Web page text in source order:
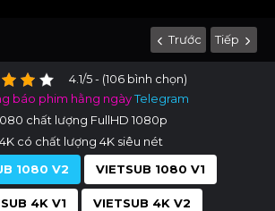
Trước Tiếp
4.1/5 - (106 bình chọn)
báo phim hằng ngàyTelegram
chất lượng FullHD 1080p
4K có chất lượng 4K siêu nét
1080 V2
VIETSUB 1080 V1
4K V1 VIETSUB 4K V2